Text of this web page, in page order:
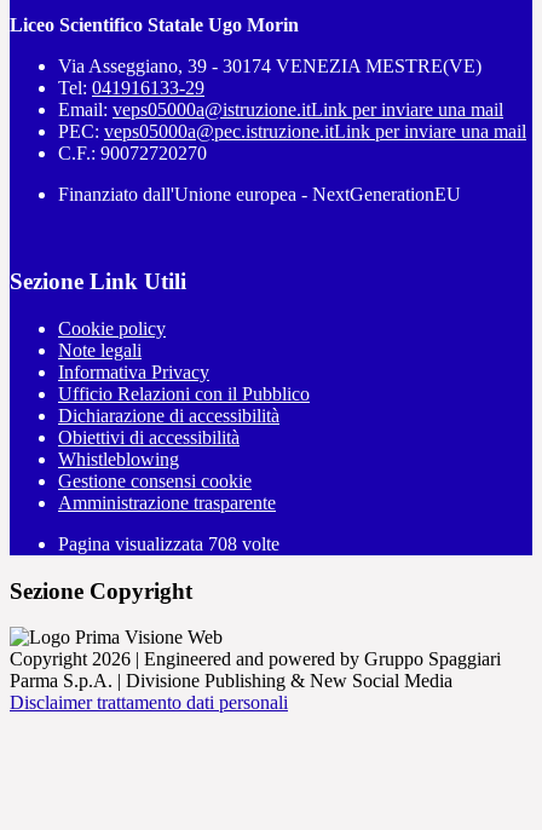
Liceo Scientifico Statale Ugo Morin
Via Asseggiano, 39 - 30174 VENEZIA MESTRE(VE)
Tel: 041916133-29
Email: veps05000a@istruzione.itLink per inviare una mail
PEC: veps05000a@pec.istruzione.itLink per inviare una mail
C.F.: 90072720270
Finanziato dall'Unione europea - NextGenerationEU
Sezione Link Utili
Cookie policy
Note legali
Informativa Privacy
Ufficio Relazioni con il Pubblico
Dichiarazione di accessibilità
Obiettivi di accessibilità
Whistleblowing
Gestione consensi cookie
Amministrazione trasparente
Pagina visualizzata 708 volte
Sezione Copyright
Copyright 2026 | Engineered and powered by Gruppo Spaggiari
Parma S.p.A. | Divisione Publishing & New Social Media
Disclaimer trattamento dati personali